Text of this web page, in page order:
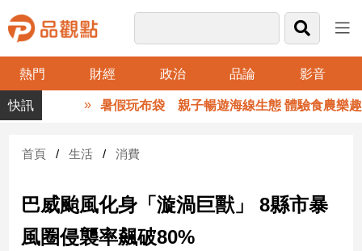
熱門 財經 政治 品論 影音
品
觀
財
台
財
暑假玩布袋 親子暢遊海線生態 體驗食農樂趣
首頁 生活 消費
巴威颱風化身「漩渦巨獸」 8縣市暴
風圈侵襲率飆破80%